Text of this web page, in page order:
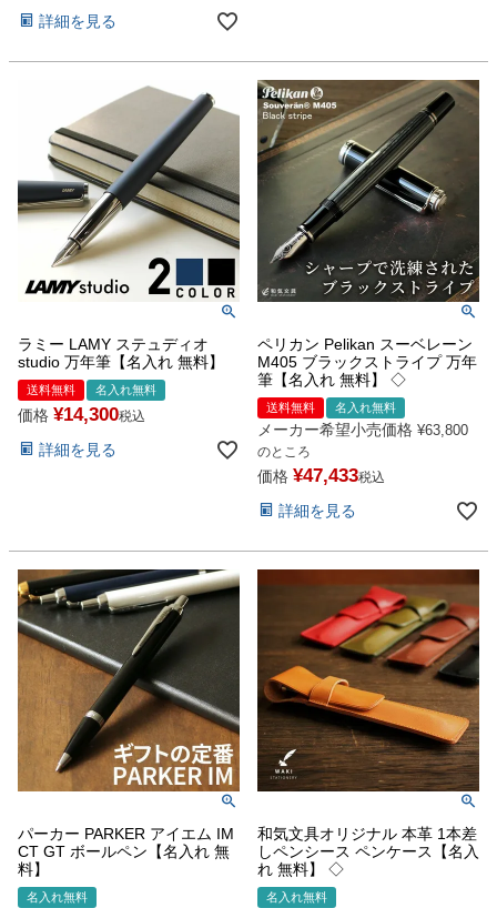
詳細を見る
ラミー LAMY ステュディオ
studio 万年筆【名入れ 無料】
送料無料 名入れ無料
価格 ¥14,300税込
詳細を見る
ペリカン Pelikan スーベレーン
M405 ブラックストライプ 万年
筆【名入れ 無料】 ◇
送料無料 名入れ無料
メーカー希望小売価格 ¥63,800
のところ
価格 ¥47,433税込
詳細を見る
パーカー PARKER アイエム IM
CT GT ボールペン【名入れ 無
料】
名入れ無料
和気文具オリジナル 本革 1本差
しペンシース ペンケース【名入
れ 無料】 ◇
名入れ無料